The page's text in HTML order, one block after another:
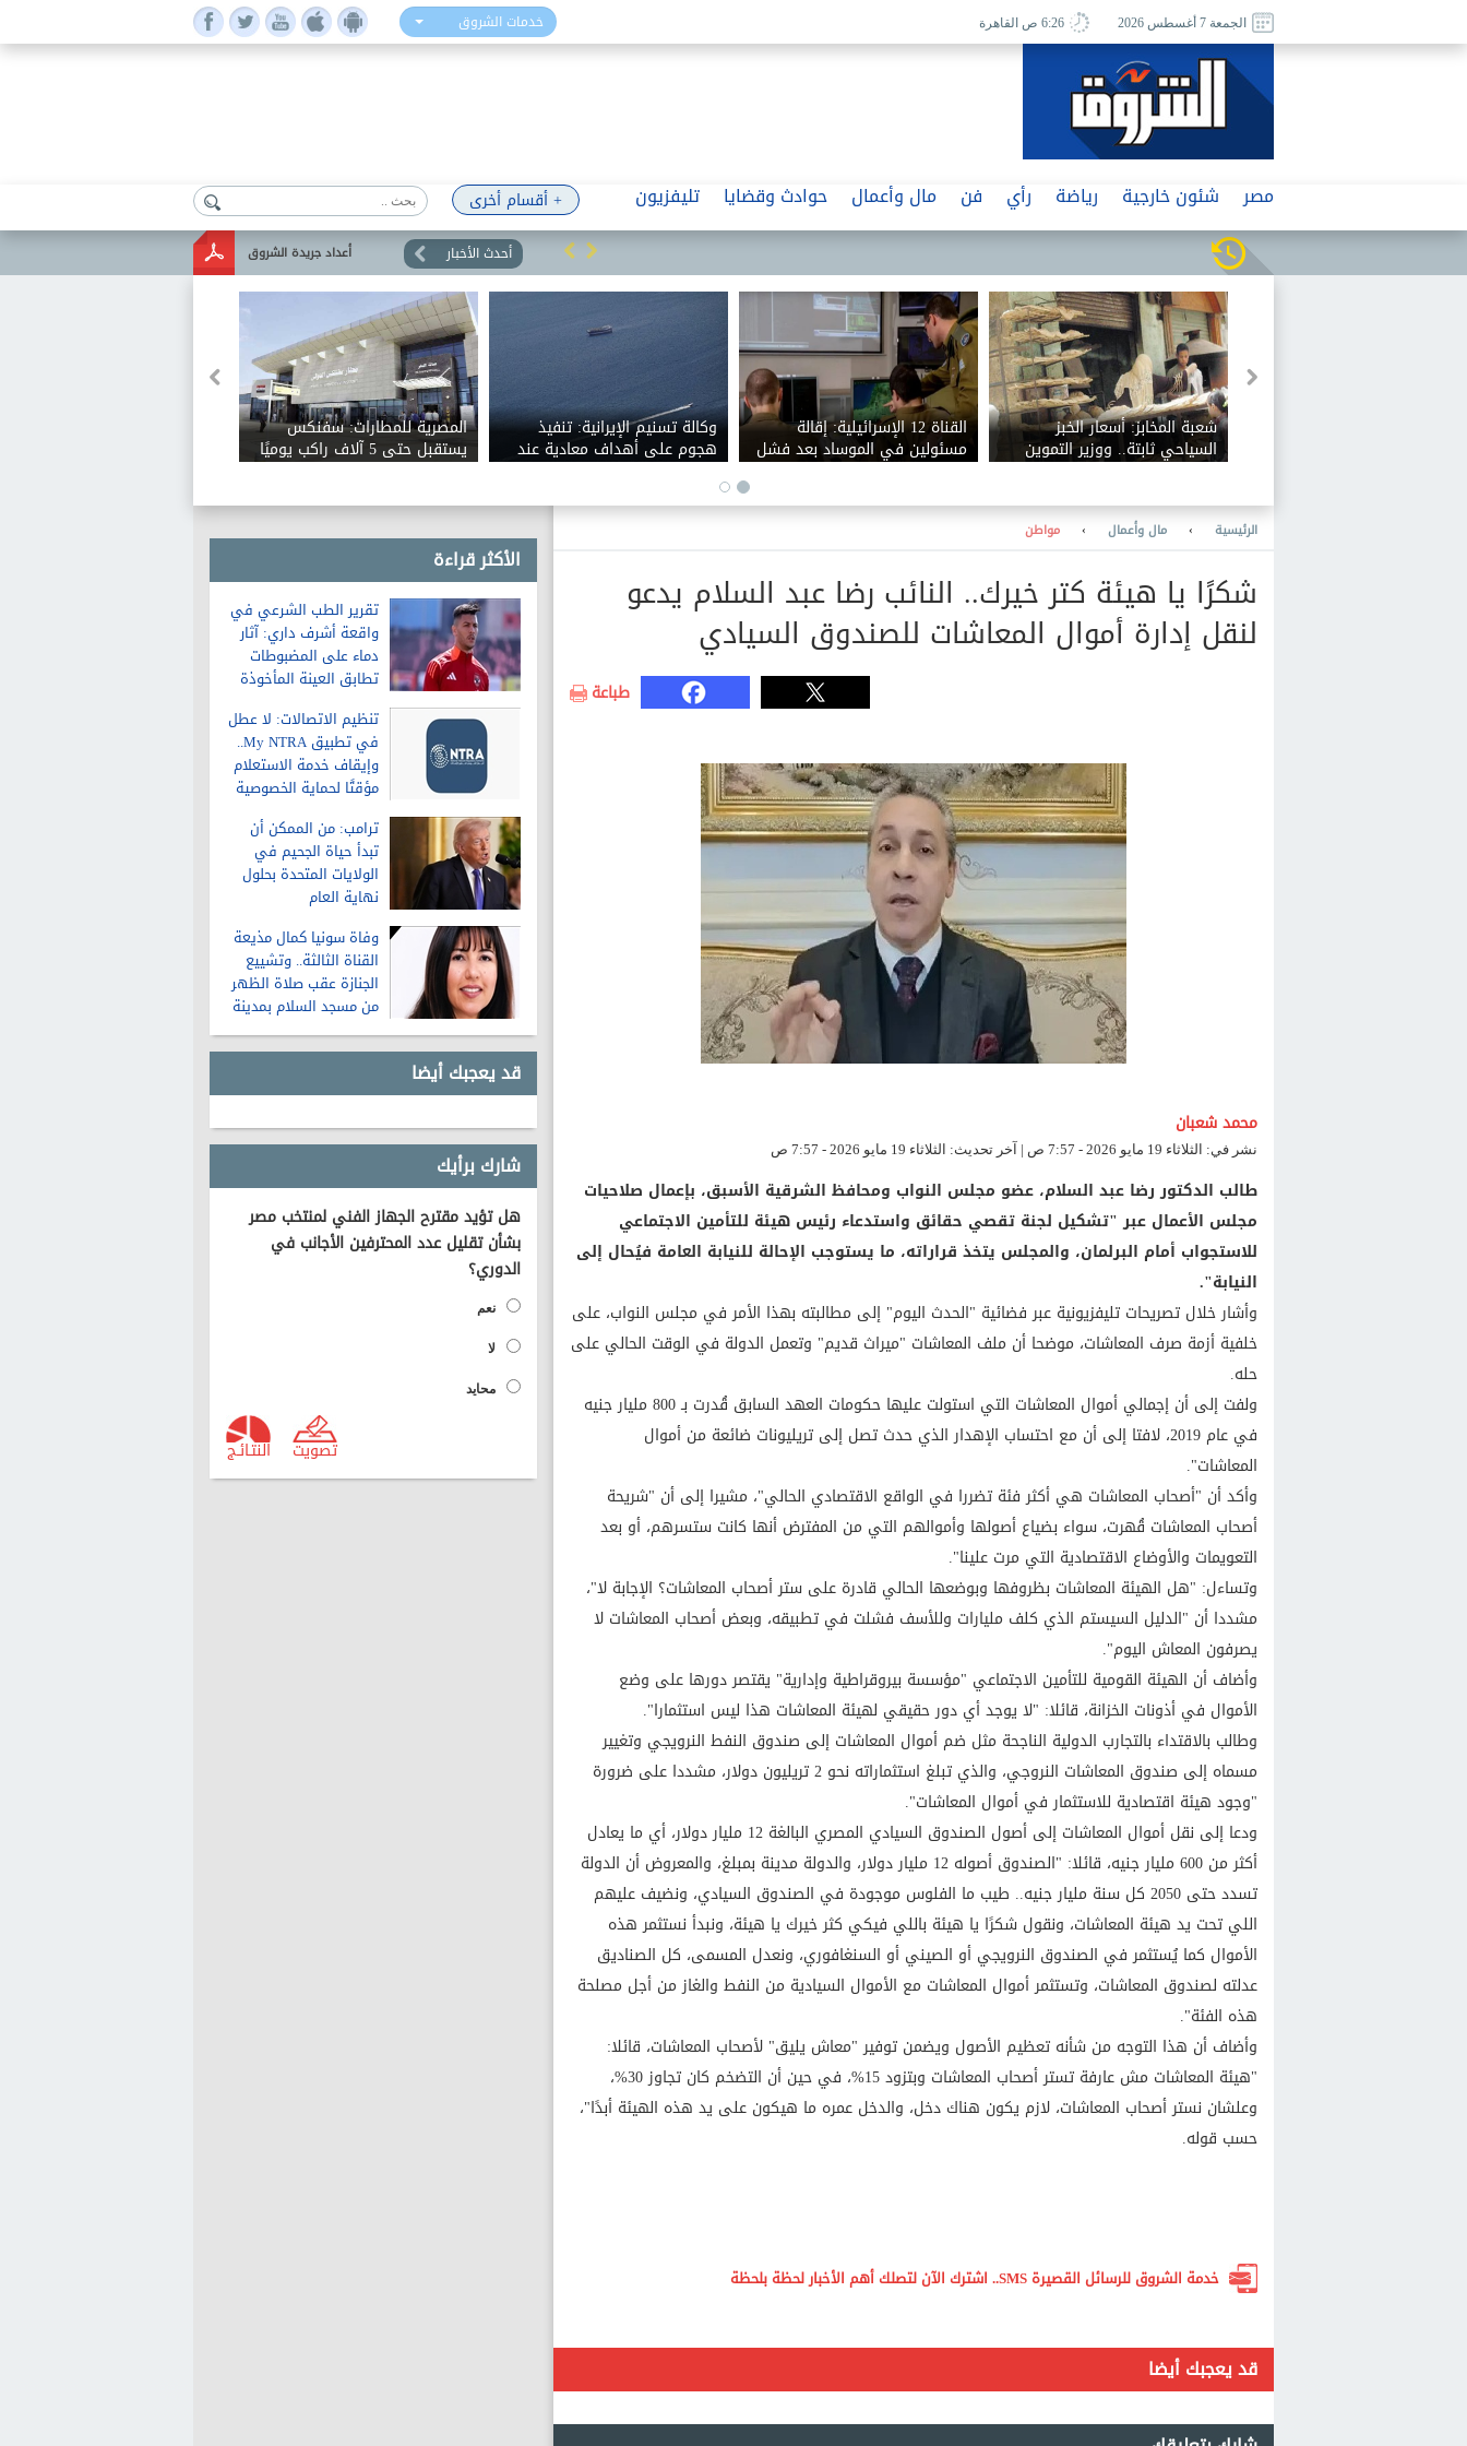
خدمات الشروق الجمعة 7 أغسطس 2026 6:26 ص القاهرة
+ أقسام أخرى مصر شئون خارجية رياضة رأي فن مال وأعمال حوادث وقضايا تليفزيون
أعداد جريدة الشروق أحدث الأخبار
شعبة المخابز: أسعار الخبز
السياحي ثابتة.. ووزير التموين
رفض زيادة 12.5%
القناة 12 الإسرائيلية: إقالة
مسئولين في الموساد بعد فشل
خطة لإسقاط النظام الإيراني
وكالة تسنيم الإيرانية: تنفيذ
هجوم على أهداف معادية عند
مدخل مضيق هرمز
المصرية للمطارات: سفنكس
ويخدم 28 وجهة دولية
«أخطرناه بعودته للقاهرة»..
الزمالك يعلن رسميًا رفض رحيل
الأكثر قراءة
تقرير الطب الشرعي في
واقعة أشرف داري: آثار
دماء على المضبوطات
تطابق العينة المأخوذة
تنظيم الاتصالات: لا عطل
في تطبيق My NTRA..
وإيقاف خدمة الاستعلام
مؤقتًا لحماية الخصوصية
ترامب: من الممكن أن
تبدأ حياة الجحيم في
الولايات المتحدة بحلول
نهاية العام
وفاة سونيا كمال مذيعة
القناة الثالثة.. وتشييع
الجنازة عقب صلاة الظهر
من مسجد السلام بمدينة
نصر
قد يعجبك أيضا
شارك برأيك
هل تؤيد مقترح الجهاز الفني لمنتخب مصر
بشأن تقليل عدد المحترفين الأجانب في
الدوري؟
نعم
لا
محايد
النتـائـج تصويت
الرئيسية › مال وأعمال › مواطن
شكرًا يا هيئة كتر خيرك.. النائب رضا عبد السلام يدعو
لنقل إدارة أموال المعاشات للصندوق السيادي
طباعة
محمد شعبان
نشر في: الثلاثاء 19 مايو 2026 - 7:57 ص | آخر تحديث: الثلاثاء 19 مايو 2026 - 7:57 ص
طالب الدكتور رضا عبد السلام، عضو مجلس النواب ومحافظ الشرقية الأسبق، بإعمال صلاحيات
مجلس الأعمال عبر "تشكيل لجنة تقصي حقائق واستدعاء رئيس هيئة للتأمين الاجتماعي
للاستجواب أمام البرلمان، والمجلس يتخذ قراراته، ما يستوجب الإحالة للنيابة العامة فيُحال إلى
النيابة".
وأشار خلال تصريحات تليفزيونية عبر فضائية "الحدث اليوم" إلى مطالبته بهذا الأمر في مجلس النواب، على
خلفية أزمة صرف المعاشات، موضحا أن ملف المعاشات "ميراث قديم" وتعمل الدولة في الوقت الحالي على
حله.
ولفت إلى أن إجمالي أموال المعاشات التي استولت عليها حكومات العهد السابق قُدرت بـ 800 مليار جنيه
في عام 2019، لافتا إلى أن مع احتساب الإهدار الذي حدث تصل إلى تريليونات ضائعة من أموال
المعاشات".
وأكد أن "أصحاب المعاشات هي أكثر فئة تضررا في الواقع الاقتصادي الحالي"، مشيرا إلى أن "شريحة
أصحاب المعاشات قُهرت، سواء بضياع أصولها وأموالهم التي من المفترض أنها كانت ستسرهم، أو بعد
التعويمات والأوضاع الاقتصادية التي مرت علينا".
وتساءل: "هل الهيئة المعاشات بظروفها وبوضعها الحالي قادرة على ستر أصحاب المعاشات؟ الإجابة لا"،
مشددا أن "الدليل السيستم الذي كلف مليارات وللأسف فشلت في تطبيقه، وبعض أصحاب المعاشات لا
يصرفون المعاش اليوم".
وأضاف أن الهيئة القومية للتأمين الاجتماعي "مؤسسة بيروقراطية وإدارية" يقتصر دورها على وضع
الأموال في أذونات الخزانة، قائلا: "لا يوجد أي دور حقيقي لهيئة المعاشات هذا ليس استثمارا".
وطالب بالاقتداء بالتجارب الدولية الناجحة مثل ضم أموال المعاشات إلى صندوق النفط النرويجي وتغيير
مسماه إلى صندوق المعاشات النروجي، والذي تبلغ استثماراته نحو 2 تريليون دولار، مشددا على ضرورة
"وجود هيئة اقتصادية للاستثمار في أموال المعاشات".
ودعا إلى نقل أموال المعاشات إلى أصول الصندوق السيادي المصري البالغة 12 مليار دولار، أي ما يعادل
أكثر من 600 مليار جنيه، قائلا: "الصندوق أصوله 12 مليار دولار، والدولة مدينة بمبلغ، والمعروض أن الدولة
تسدد حتى 2050 كل سنة مليار جنيه.. طيب ما الفلوس موجودة في الصندوق السيادي، ونضيف عليهم
اللي تحت يد هيئة المعاشات، ونقول شكرًا يا هيئة باللي فيكي كثر خيرك يا هيئة، ونبدأ نستثمر هذه
الأموال كما يُستثمر في الصندوق النرويجي أو الصيني أو السنغافوري، ونعدل المسمى، كل الصناديق
عدلته لصندوق المعاشات، وتستثمر أموال المعاشات مع الأموال السيادية من النفط والغاز من أجل مصلحة
هذه الفئة".
وأضاف أن هذا التوجه من شأنه تعظيم الأصول ويضمن توفير "معاش يليق" لأصحاب المعاشات، قائلا:
"هيئة المعاشات مش عارفة تستر أصحاب المعاشات وبتزود 15%، في حين أن التضخم كان تجاوز 30%،
وعلشان نستر أصحاب المعاشات، لازم يكون هناك دخل، والدخل عمره ما هيكون على يد هذه الهيئة أبدًا"،
حسب قوله.
خدمة الشروق للرسائل القصيرة SMS.. اشترك الآن لتصلك أهم الأخبار لحظة بلحظة
قد يعجبك أيضا